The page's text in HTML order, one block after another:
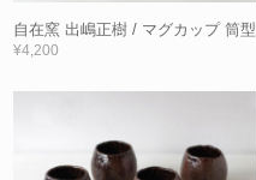
自在窯 出嶋正樹 / マグカップ 筒型
¥4,200